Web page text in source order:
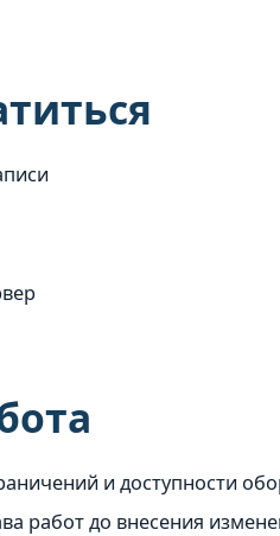
и доступности
работ до внесения